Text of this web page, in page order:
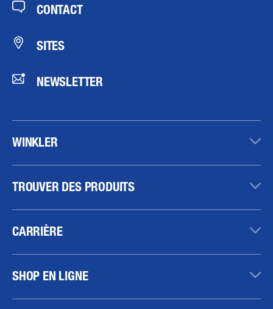
CONTACT
SITES
NEWSLETTER
WINKLER
TROUVER DES PRODUITS
CARRIÈRE
SHOP EN LIGNE